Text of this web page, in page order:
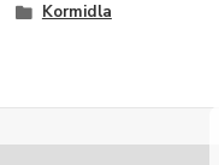
Kormidla